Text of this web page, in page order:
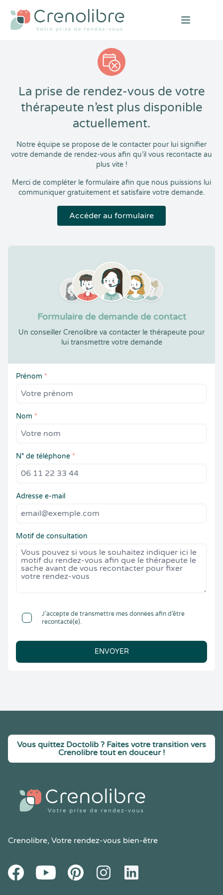
Open
La prise de rendez-vous de votre
thérapeute n’est plus disponible
actuellement.
Notre équipe se propose de le contacter pour lui signifier
votre demande de rendez-vous afin qu’il vous recontacte au
plus vite !
Merci de compléter le formulaire afin que nous puissions lui
communiquer gratuitement et satisfaire votre demande.
Accéder au formulaire
Formulaire de demande de contact
Un conseiller Crenolibre va contacter le thérapeute pour
lui transmettre votre demande
Prénom *
Nom *
N° de téléphone *
Adresse e-mail
Motif de consultation
J’accepte de transmettre mes données afin d’être
recontacté(e).
ENVOYER
Vous quittez Doctolib ? Faites votre transition vers
Crenolibre tout en douceur !
Crenolibre, Votre rendez-vous bien-être
FacebookYoutube PinteresetInstagramLinkedIn